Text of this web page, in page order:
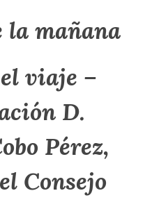
la mañana
viaje –
D.
Pérez,
Consejo